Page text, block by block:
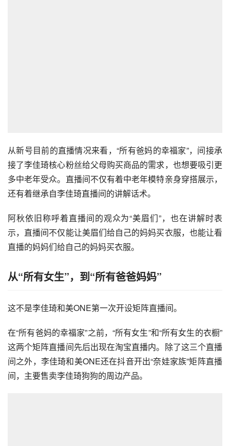
从新号目前的直播情况来看，“所有爸妈的幸福家”，间接承
接了李佳琦核心粉丝给父母购买商品的需求，也想要吸引更
多中老年受众。直播间不仅有着中老年模特亲身穿搭展示，
还有着继承自李佳琦直播间的讲解话术。
阿秋依旧称呼着直播间的观众为“美眉们”，也在讲解时表
示，直播间不仅能让美眉们给自己的妈妈买衣服，也能让看
直播的妈妈们给自己的妈妈买衣服。
从“所有女生”，到“所有爸爸妈妈”
这不是李佳琦和美ONE第一次开设矩阵直播间。
在“所有爸妈的幸福家”之前，“所有女生”和“所有女生的衣橱”
这两个矩阵直播间先后出现在淘宝直播内。除了这三个直播
间之外，李佳琦和美ONE还在抖音开出“奈娃家族”矩阵直播
间，主要售卖李佳琦狗狗的周边产品。